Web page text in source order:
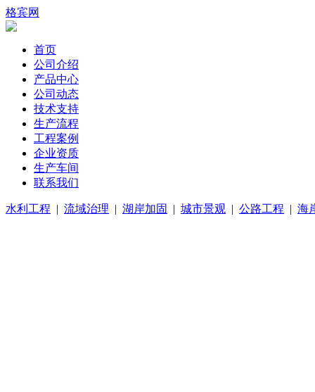
格宾网
首页
公司介绍
产品中心
公司动态
技术支持
生产流程
工程案例
企业资质
生产车间
联系我们
水利工程 | 流域治理 | 湖岸加固 | 城市景观 | 公路工程 | 海